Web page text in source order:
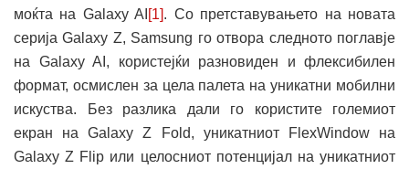
моќта на Galaxy AI [1]. Со претставувањето на новата
серија Galaxy Z, Samsung го отвора следното поглавје
на Galaxy AI, користејќи разновиден и флексибилен
формат, осмислен за цела палета на уникатни мобилни
искуства. Без разлика дали го користите големиот
екран на Galaxy Z Fold, уникатниот FlexWindow на
Galaxy Z Flip или целосниот потенцијал на уникатниот